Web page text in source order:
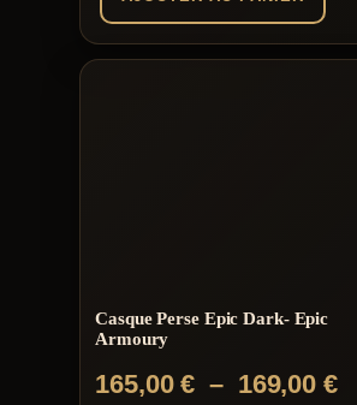
Casque Perse Epic Dark- Epic
Armoury
165,00€ – 169,00€